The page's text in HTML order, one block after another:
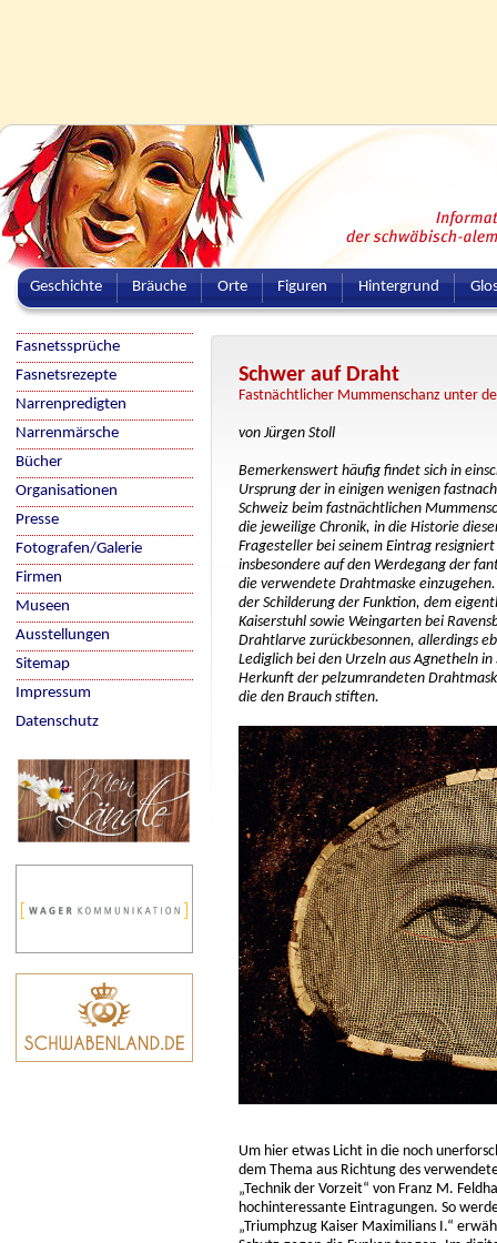
Geschichte Bräuche Orte Figuren Hintergrund
Schwer auf Draht
Fastnächtlicher Mummenschanz unter
von Jürgen Stoll
Bemerkenswert häufig findet sich in
Ursprung der in einigen wenigen
Schweiz beim fastnächtlichen
die jeweilige Chronik, in die Historie
Fragesteller bei seinem Eintrag
insbesondere auf den Werdegang der
die verwendete Drahtmaske
der Schilderung der Funktion, dem
Kaiserstuhl sowie Weingarten bei
Drahtlarve zurückbesonnen, allerdings
Lediglich bei den Urzeln aus Agnetheln in
Herkunft der pelzumrandeten
die den Brauch stiften.
Um hier etwas Licht in die noch
dem Thema aus Richtung des
„Technik der Vorzeit“ von Franz M.
hochinteressante Eintragungen. So
„Triumphzug Kaiser Maximilians I.“
Fasnetssprüche
Fasnetsrezepte
Narrenpredigten
Narrenmärsche
Bücher
Organisationen
Presse
Fotografen/Galerie
Firmen
Museen
Ausstellungen
Sitemap
Impressum
Datenschutz